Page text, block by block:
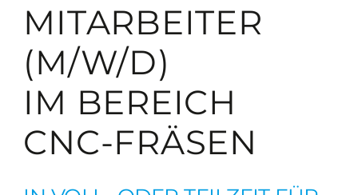
MITARBEITER
(M/W/D)
IM BEREICH
CNC-FRÄSEN